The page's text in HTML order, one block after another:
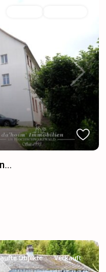
Next
Objekte Verkauft